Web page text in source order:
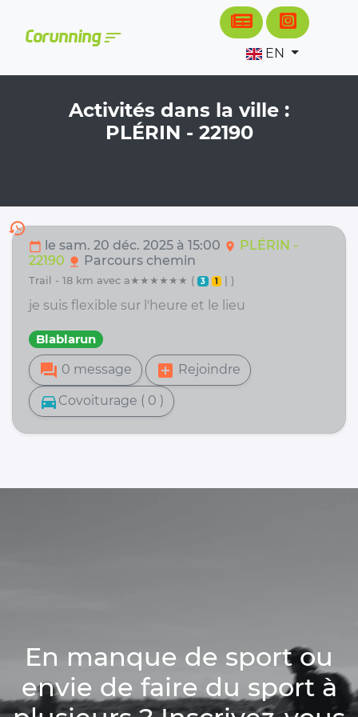
Corunningsort
EN
Activités dans la ville :
PLÉRIN - 22190
history
calendar_today le sam. 20 déc. 2025 à 15:00 location_on PLÉRIN -
22190 nature Parcours chemin
trail - 18 km avec a★★★★★★ ( 3 1 | )
je suis flexible sur l'heure et le lieu
Blablarun
forum 0 message add_box Rejoindre
directions_car Covoiturage ( 0 )
En manque de sport ou
envie de faire du sport à